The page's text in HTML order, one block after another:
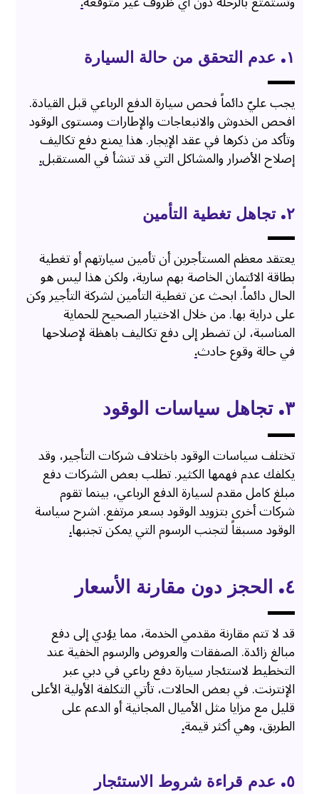
١. عدم التحقق من حالة السيارة
يجب عليّ دائماً فحص سيارة الدفع الرباعي قبل القيادة.
افحص الخدوش والانبعاجات والإطارات ومستوى الوقود
وتأكد من ذكرها في عقد الإيجار. هذا يمنع دفع تكاليف
إصلاح الأضرار والمشاكل التي قد تنشأ في المستقبل.
٢. تجاهل تغطية التأمين
يعتقد معظم المستأجرين أن تأمين سيارتهم أو تغطية
بطاقة الائتمان الخاصة بهم سارية، ولكن هذا ليس هو
الحال دائماً. ابحث عن تغطية التأمين لشركة التأجير وكن
على دراية بها. من خلال الاختيار الصحيح للحماية
المناسبة، لن تضطر إلى دفع تكاليف باهظة لإصلاحها
في حالة وقوع حادث.
٣. تجاهل سياسات الوقود
تختلف سياسات الوقود باختلاف شركات التأجير، وقد
يكلفك عدم فهمها الكثير. تطلب بعض الشركات دفع
مبلغ كامل مقدم لسيارة الدفع الرباعي، بينما تقوم
شركات أخرى بتزويد الوقود بسعر مرتفع. اشرح سياسة
الوقود مسبقاً لتجنب الرسوم التي يمكن تجنبها.
٤. الحجز دون مقارنة الأسعار
قد لا تتم مقارنة مقدمي الخدمة، مما يؤدي إلى دفع
مبالغ زائدة. الصفقات والعروض والرسوم الخفية عند
التخطيط لاستئجار سيارة دفع رباعي في دبي عبر
الإنترنت. في بعض الحالات، تأتي التكلفة الأولية الأعلى
قليل مع مزايا مثل الأميال المجانية أو الدعم على
الطريق، وهي أكثر قيمة.
٥. عدم قراءة شروط الاستئجار